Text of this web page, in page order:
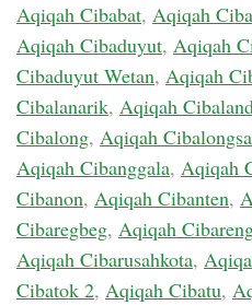
Aqiqah Cibabat, Aqiqah
Aqiqah Cibaduyut, Aqiqah
Cibaduyut Wetan, Aqiqah
Cibalanarik, Aqiqah
Cibalong, Aqiqah
Aqiqah Cibanggala, Aqiqah
Cibanon, Aqiqah Cibanten,
Cibaregbeg, Aqiqah
Aqiqah Cibarusahkota,
Cibatok 2, Aqiqah Cibatu,